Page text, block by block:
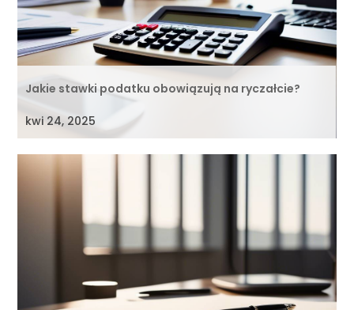
Jakie stawki podatku obowiązują na ryczałcie?
kwi 24, 2025